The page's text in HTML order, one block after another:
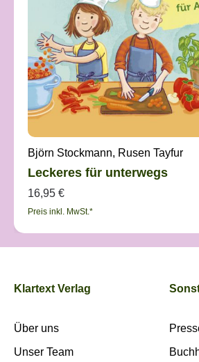
Björn Stockmann, Rusen Tayfur
Leckeres für unterwegs
16,95 €
Preis inkl. MwSt.*
Klartext Verlag
Über uns
Unser Team